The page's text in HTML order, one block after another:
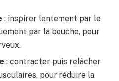
: inspirer lentement par le
par la bouche, pour
: contracter puis relâcher
pour réduire la